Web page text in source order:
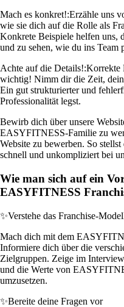
Mach es konkret!:Erzähle uns
wie sie dich auf die Rolle als
Konkrete Beispiele helfen uns,
und zu sehen, wie du ins Team
Achte auf die Details!:Korrekte
wichtig! Nimm dir die Zeit,
Ein gut strukturierter und
Professionalität legst.
Bewirb dich über unsere
EASYFITNESS-Familie zu
Website zu bewerben. So
schnell und unkompliziert bei
Wie man sich auf ein
EASYFITNESS
✨Verstehe das Franchise-
Mach dich mit dem
Informiere dich über die
Zielgruppen. Zeige im
und die Werte von
umzusetzen.
✨Bereite deine Fragen vor